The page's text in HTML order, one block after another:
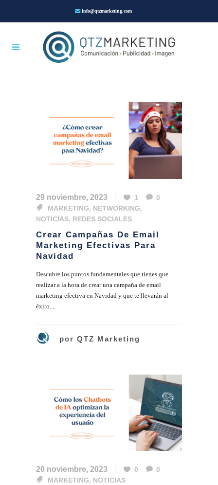
info@qtzmarketing.com
29 noviembre, 2023 1
0
MARKETING, NETWORKING,
NOTICIAS, REDES SOCIALES
Crear Campañas De Email
Marketing Efectivas Para
Navidad
Descubre los puntos fundamentales que tienes que
realizar a la hora de crear una campaña de email
marketing efectiva en Navidad y que te llevarán al
éxito....
por QTZ Marketing
20 noviembre, 2023 0
0
MARKETING, NOTICIAS